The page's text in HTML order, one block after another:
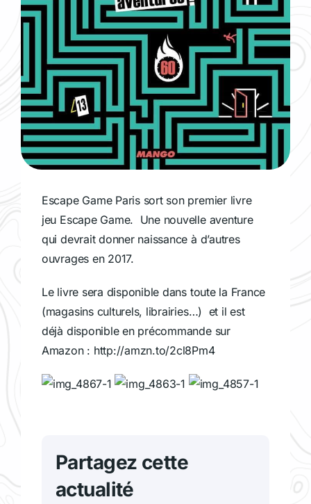
Escape Game Paris sort son premier livre
jeu Escape Game. Une nouvelle aventure
qui devrait donner naissance à d’autres
ouvrages en 2017.
Le livre sera disponible dans toute la France
(magasins culturels, librairies…) et il est
déjà disponible en précommande sur
Amazon : http://amzn.to/2cl8Pm4
Partagez cette
actualité